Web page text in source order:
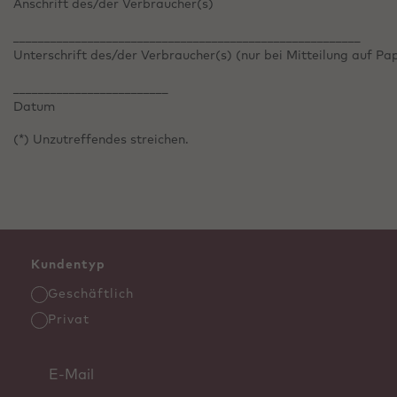
Anschrift des/der Verbraucher(s)
Unterschrift des/der Verbraucher(s) (nur bei Mitteilung auf
Datum
(*) Unzutreffendes streichen.
Kundentyp
Geschäftlich
Privat